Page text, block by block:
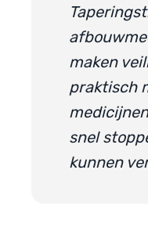
maken
praktisch
snel
kunnen